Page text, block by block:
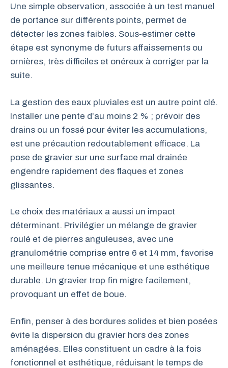
Une simple observation, associée à un test manuel
de portance sur différents points, permet de
détecter les zones faibles. Sous-estimer cette
étape est synonyme de futurs affaissements ou
ornières, très difficiles et onéreux à corriger par la
suite.
La gestion des eaux pluviales est un autre point clé.
Installer une pente d’au moins 2 % ; prévoir des
drains ou un fossé pour éviter les accumulations,
est une précaution redoutablement efficace. La
pose de gravier sur une surface mal drainée
engendre rapidement des flaques et zones
glissantes.
Le choix des matériaux a aussi un impact
déterminant. Privilégier un mélange de gravier
roulé et de pierres anguleuses, avec une
granulométrie comprise entre 6 et 14 mm, favorise
une meilleure tenue mécanique et une esthétique
durable. Un gravier trop fin migre facilement,
provoquant un effet de boue.
Enfin, penser à des bordures solides et bien posées
évite la dispersion du gravier hors des zones
aménagées. Elles constituent un cadre à la fois
fonctionnel et esthétique, réduisant le temps de